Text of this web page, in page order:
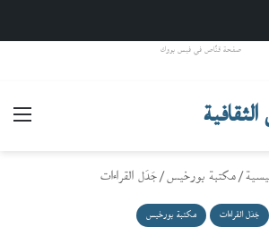
صفحة قنّاص في فيس بووك
/مكتبة بورخيس/جَدَل القراءات
جَدَل القراءات مكتبة بورخيس